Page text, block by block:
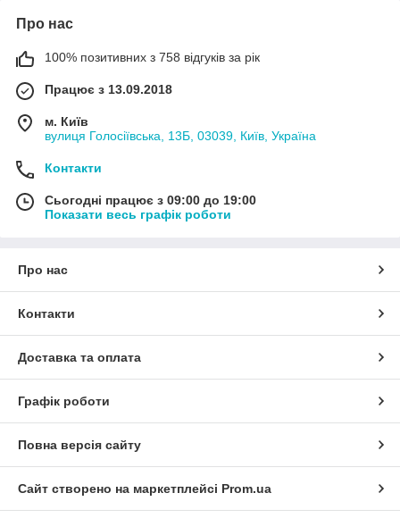
Про нас
100% позитивних з 758 відгуків за рік
Працює з 13.09.2018
м. Київ
вулиця Голосіївська, 13Б, 03039, Київ, Україна
Контакти
Сьогодні працює з 09:00 до 19:00
Показати весь графік роботи
Про нас
Контакти
Доставка та оплата
Графік роботи
Повна версія сайту
Сайт створено на маркетплейсі Prom.ua